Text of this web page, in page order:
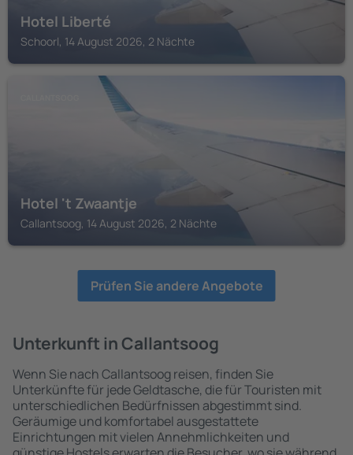
Hotel Liberté
Schoorl, 14 August 2026, 2 Nächte
Hotel 't Zwaantje
Callantsoog, 14 August 2026, 2 Nächte
Prüfen Sie andere Angebote
Unterkunft in Callantsoog
Wenn Sie nach Callantsoog reisen, finden Sie
Unterkünfte für jede Geldtasche, die für Touristen mit
unterschiedlichen Bedürfnissen abgestimmt sind.
Geräumige und komfortabel ausgestattete
Einrichtungen mit vielen Annehmlichkeiten und